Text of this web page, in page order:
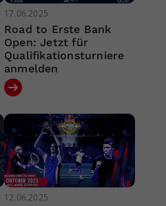
17.06.2025
Road to Erste Bank
Open: Jetzt für
Qualifikationsturniere
anmelden
12.06.2025